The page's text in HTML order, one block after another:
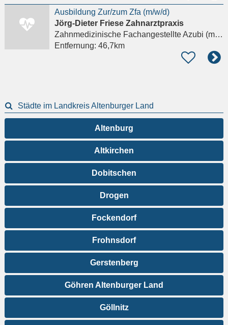
Ausbildung Zur/zum Zfa (m/w/d)
Jörg-Dieter Friese Zahnarztpraxis
Zahnmedizinische Fachangestellte Azubi (m/w/d)
Entfernung: 46,7km
Städte im Landkreis Altenburger Land
Altenburg
Altkirchen
Dobitschen
Drogen
Fockendorf
Frohnsdorf
Gerstenberg
Göhren Altenburger Land
Göllnitz